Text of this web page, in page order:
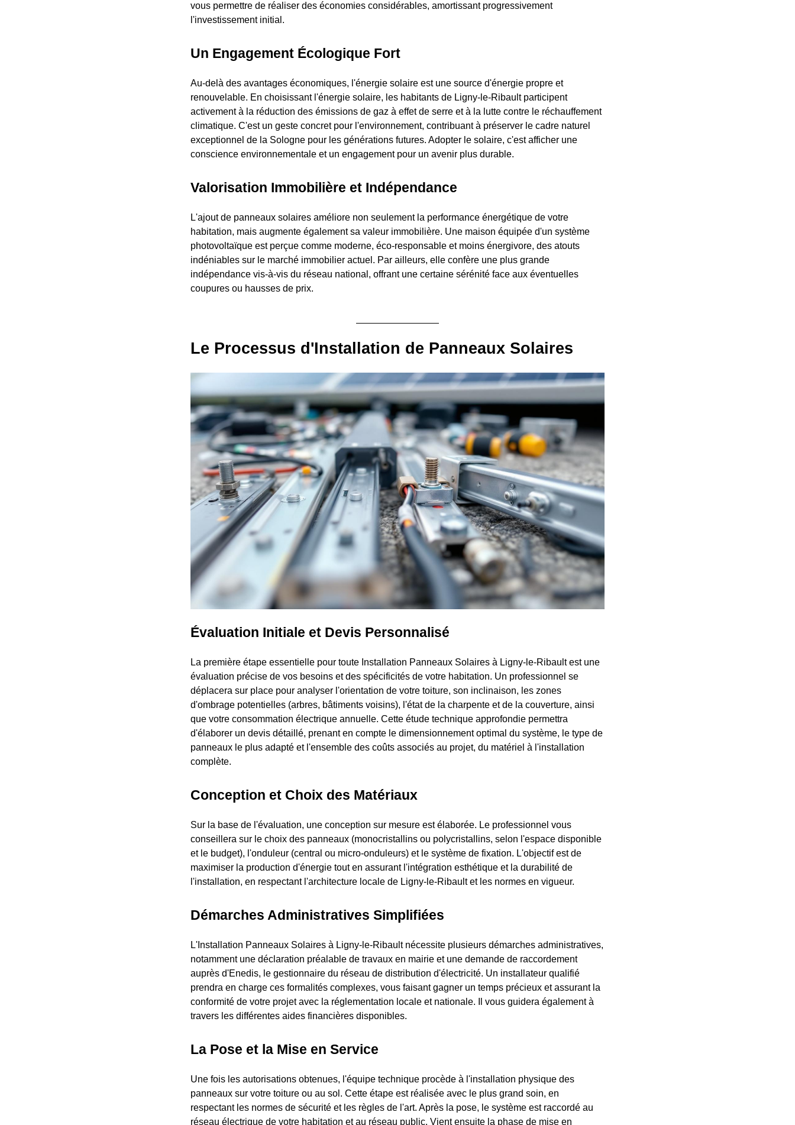
vous permettre de réaliser des économies considérables, amortissant progressivement
l'investissement initial.
Un Engagement Écologique Fort
Au-delà des avantages économiques, l'énergie solaire est une source d'énergie propre et
renouvelable. En choisissant l'énergie solaire, les habitants de Ligny-le-Ribault participent
activement à la réduction des émissions de gaz à effet de serre et à la lutte contre le réchauffement
climatique. C'est un geste concret pour l'environnement, contribuant à préserver le cadre naturel
exceptionnel de la Sologne pour les générations futures. Adopter le solaire, c'est afficher une
conscience environnementale et un engagement pour un avenir plus durable.
Valorisation Immobilière et Indépendance
L'ajout de panneaux solaires améliore non seulement la performance énergétique de votre
habitation, mais augmente également sa valeur immobilière. Une maison équipée d'un système
photovoltaïque est perçue comme moderne, éco-responsable et moins énergivore, des atouts
indéniables sur le marché immobilier actuel. Par ailleurs, elle confère une plus grande
indépendance vis-à-vis du réseau national, offrant une certaine sérénité face aux éventuelles
coupures ou hausses de prix.
Le Processus d'Installation de Panneaux Solaires
Évaluation Initiale et Devis Personnalisé
La première étape essentielle pour toute Installation Panneaux Solaires à Ligny-le-Ribault est une
évaluation précise de vos besoins et des spécificités de votre habitation. Un professionnel se
déplacera sur place pour analyser l'orientation de votre toiture, son inclinaison, les zones
d'ombrage potentielles (arbres, bâtiments voisins), l'état de la charpente et de la couverture, ainsi
que votre consommation électrique annuelle. Cette étude technique approfondie permettra
d'élaborer un devis détaillé, prenant en compte le dimensionnement optimal du système, le type de
panneaux le plus adapté et l'ensemble des coûts associés au projet, du matériel à l'installation
complète.
Conception et Choix des Matériaux
Sur la base de l'évaluation, une conception sur mesure est élaborée. Le professionnel vous
conseillera sur le choix des panneaux (monocristallins ou polycristallins, selon l'espace disponible
et le budget), l'onduleur (central ou micro-onduleurs) et le système de fixation. L'objectif est de
maximiser la production d'énergie tout en assurant l'intégration esthétique et la durabilité de
l'installation, en respectant l'architecture locale de Ligny-le-Ribault et les normes en vigueur.
Démarches Administratives Simplifiées
L'Installation Panneaux Solaires à Ligny-le-Ribault nécessite plusieurs démarches administratives,
notamment une déclaration préalable de travaux en mairie et une demande de raccordement
auprès d'Enedis, le gestionnaire du réseau de distribution d'électricité. Un installateur qualifié
prendra en charge ces formalités complexes, vous faisant gagner un temps précieux et assurant la
conformité de votre projet avec la réglementation locale et nationale. Il vous guidera également à
travers les différentes aides financières disponibles.
La Pose et la Mise en Service
Une fois les autorisations obtenues, l'équipe technique procède à l'installation physique des
panneaux sur votre toiture ou au sol. Cette étape est réalisée avec le plus grand soin, en
respectant les normes de sécurité et les règles de l'art. Après la pose, le système est raccordé au
réseau électrique de votre habitation et au réseau public. Vient ensuite la phase de mise en